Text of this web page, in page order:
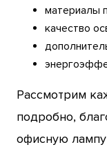
материалы
качество
Рассмотрим
подробно,
офисную лампу